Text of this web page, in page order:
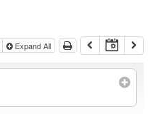
Expand All